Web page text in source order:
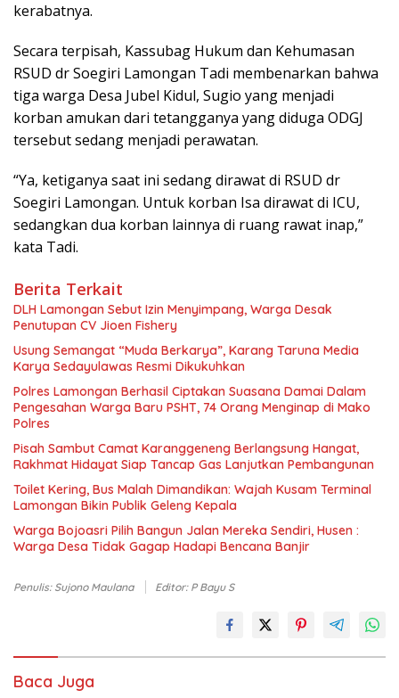
kerabatnya.
Secara terpisah, Kassubag Hukum dan Kehumasan
RSUD dr Soegiri Lamongan Tadi membenarkan bahwa
tiga warga Desa Jubel Kidul, Sugio yang menjadi
korban amukan dari tetangganya yang diduga ODGJ
tersebut sedang menjadi perawatan.
“Ya, ketiganya saat ini sedang dirawat di RSUD dr
Soegiri Lamongan. Untuk korban Isa dirawat di ICU,
sedangkan dua korban lainnya di ruang rawat inap,”
kata Tadi.
Berita Terkait
DLH Lamongan Sebut Izin Menyimpang, Warga Desak
Penutupan CV Jioen Fishery
Usung Semangat “Muda Berkarya”, Karang Taruna Media
Karya Sedayulawas Resmi Dikukuhkan
Polres Lamongan Berhasil Ciptakan Suasana Damai Dalam
Pengesahan Warga Baru PSHT, 74 Orang Menginap di Mako
Polres
Pisah Sambut Camat Karanggeneng Berlangsung Hangat,
Rakhmat Hidayat Siap Tancap Gas Lanjutkan Pembangunan
Toilet Kering, Bus Malah Dimandikan: Wajah Kusam Terminal
Lamongan Bikin Publik Geleng Kepala
Warga Bojoasri Pilih Bangun Jalan Mereka Sendiri, Husen :
Warga Desa Tidak Gagap Hadapi Bencana Banjir
Penulis: Sujono Maulana Editor: P Bayu S
Baca Juga